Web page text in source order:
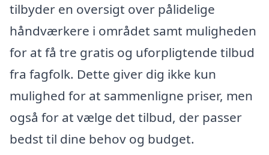
tilbyder en oversigt over pålidelige
håndværkere i området samt muligheden
for at få tre gratis og uforpligtende tilbud
fra fagfolk. Dette giver dig ikke kun
mulighed for at sammenligne priser, men
også for at vælge det tilbud, der passer
bedst til dine behov og budget.